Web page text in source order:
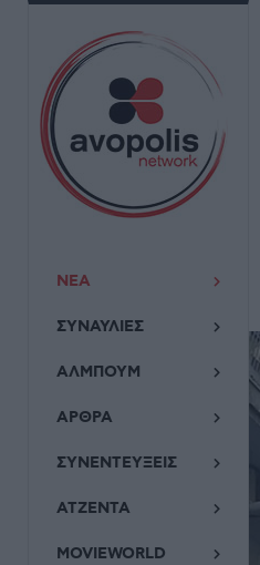
ΝΕΑ
ΣΥΝΑΥΛΙΕΣ
ΑΛΜΠΟΥΜ
ΑΡΘΡΑ
ΣΥΝΕΝΤΕΥΞΕΙΣ
ΑΤΖΕΝΤΑ
MOVIEWORLD